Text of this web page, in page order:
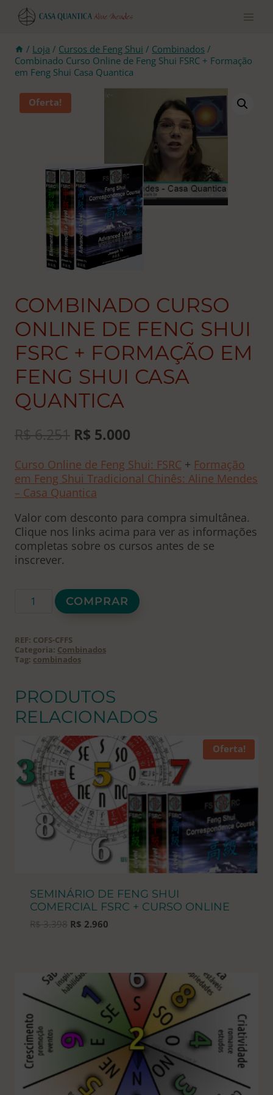
Pular
para
conteúdo
/ Loja / Cursos de Feng Shui / Combinados /
Combinado Curso Online de Feng Shui FSRC + Formação
em Feng Shui Casa Quantica
Oferta!
COMBINADO CURSO
ONLINE DE FENG SHUI
FSRC + FORMAÇÃO EM
FENG SHUI CASA
QUANTICA
R$6.251 O
original
era:
R$ 5.000
atual
é:
Curso Online de Feng Shui: FSRC + Formação
em Feng Shui Tradicional Chinês: Aline Mendes
– Casa Quantica
Valor com desconto para compra simultânea.
Clique nos links acima para ver as informações
completas sobre os cursos antes de se
inscrever.
Combinado
Curso
de
Feng
Shui
+
Formação
em
Shui
Casa
Quantica
quantidade
COMPRAR
REF: COFS-CFFS
Categoria: Combinados
Tag: combinados
PRODUTOS
RELACIONADOS
Oferta!
SEMINÁRIO DE FENG SHUI
COMERCIAL FSRC + CURSO ONLINE
R$3.398 O
R$ 3.398.
R$ 2.960
R$ 2.960.